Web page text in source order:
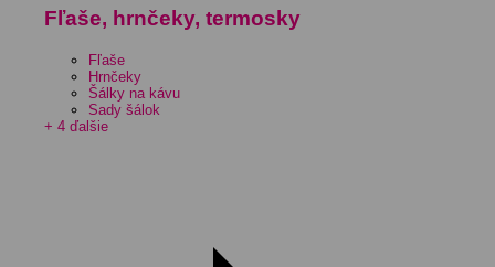
Fľaše, hrnčeky, termosky
Fľaše
Hrnčeky
Šálky na kávu
Sady šálok
+ 4 ďalšie